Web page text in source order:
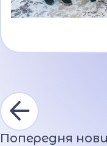
Попередня